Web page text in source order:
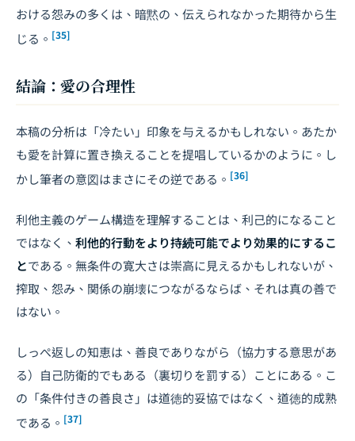
おける怨みの多くは、暗黙の、伝えられなかった期待から生
じる。 [35]
結論：愛の合理性
本稿の分析は「冷たい」印象を与えるかもしれない。あたか
も愛を計算に置き換えることを提唱しているかのように。し
かし筆者の意図はまさにその逆である。 [36]
利他主義のゲーム構造を理解することは、利己的になること
ではなく、 利他的行動をより持続可能でより効果的にするこ
とである。無条件の寛大さは崇高に見えるかもしれないが、
搾取、怨み、関係の崩壊につながるならば、それは真の善で
はない。
しっぺ返しの知恵は、善良でありながら（協力する意思があ
る）自己防衛的でもある（裏切りを罰する）ことにある。こ
の「条件付きの善良さ」は道徳的妥協ではなく、道徳的成熟
である。 [37]